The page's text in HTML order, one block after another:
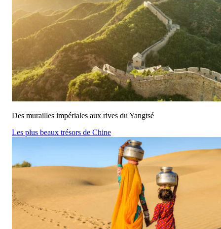
Des murailles impériales aux rives du Yangtsé
Les plus beaux trésors de Chine